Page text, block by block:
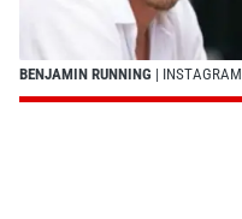
BENJAMIN RUNNING | INSTAGRAM